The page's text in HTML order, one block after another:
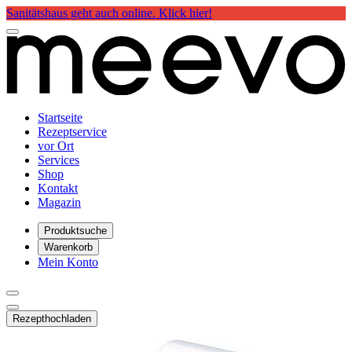
Sanitätshaus geht auch online. Klick hier!
Startseite
Rezeptservice
vor Ort
Services
Shop
Kontakt
Magazin
Produktsuche
Warenkorb
Mein Konto
Rezepthochladen